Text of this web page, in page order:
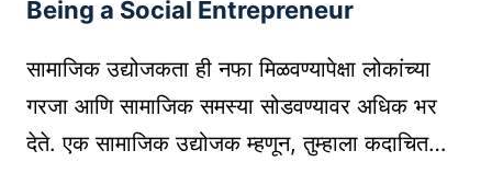
ता
र्के
ग
सा
Being a Social Entrepreneur
सामाजिक उद्योजकता ही नफा मिळवण्यापेक्षा लोकांच्या
गरजा आणि सामाजिक समस्या सोडवण्यावर अधिक भर
देते. एक सामाजिक उद्योजक म्हणून, तुम्हाला कदाचित…